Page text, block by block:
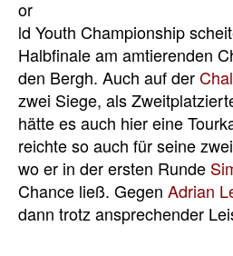
or
ld Youth Championship
Halbfinale am amtierenden
den Bergh. Auch auf der
zwei Siege, als
hätte es auch hier eine
reichte so auch für seine
wo er in der ersten Runde
Chance ließ. Gegen Adrian
dann trotz ansprechender